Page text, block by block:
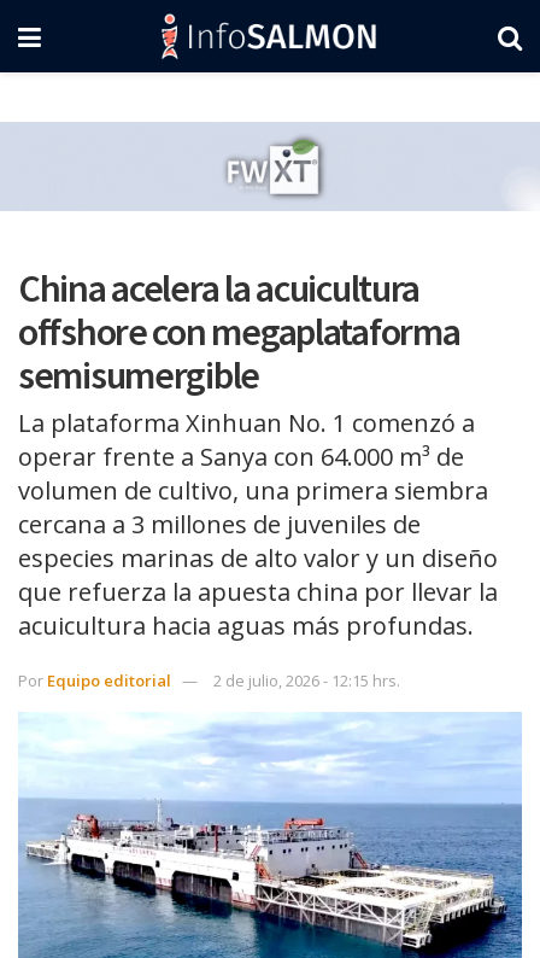
China acelera la acuicultura
offshore con megaplataforma
semisumergible
La plataforma Xinhuan No. 1 comenzó a
operar frente a Sanya con 64.000 m³ de
volumen de cultivo, una primera siembra
cercana a 3 millones de juveniles de
especies marinas de alto valor y un diseño
que refuerza la apuesta china por llevar la
acuicultura hacia aguas más profundas.
Por Equipo editorial 2 de julio, 2026 - 12:15 hrs.